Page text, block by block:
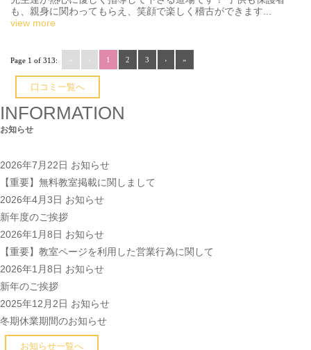
も、親身に関わってもらえ、笑顔で楽しく稽古ができます...
view more
Page 1 of 313: « ‹ 1 2 3 › »
口コミ一覧へ
INFORMATION
お知らせ
2026年7月22日 お知らせ
【重要】無料教室掲載に関しまして
2026年4月3日 お知らせ
新年度のご挨拶
2026年1月8日 お知らせ
【重要】教室ページを利用した営業行為に関して
2026年1月8日 お知らせ
新年のご挨拶
2025年12月2日 お知らせ
冬期休業期間のお知らせ
お知らせ一覧へ